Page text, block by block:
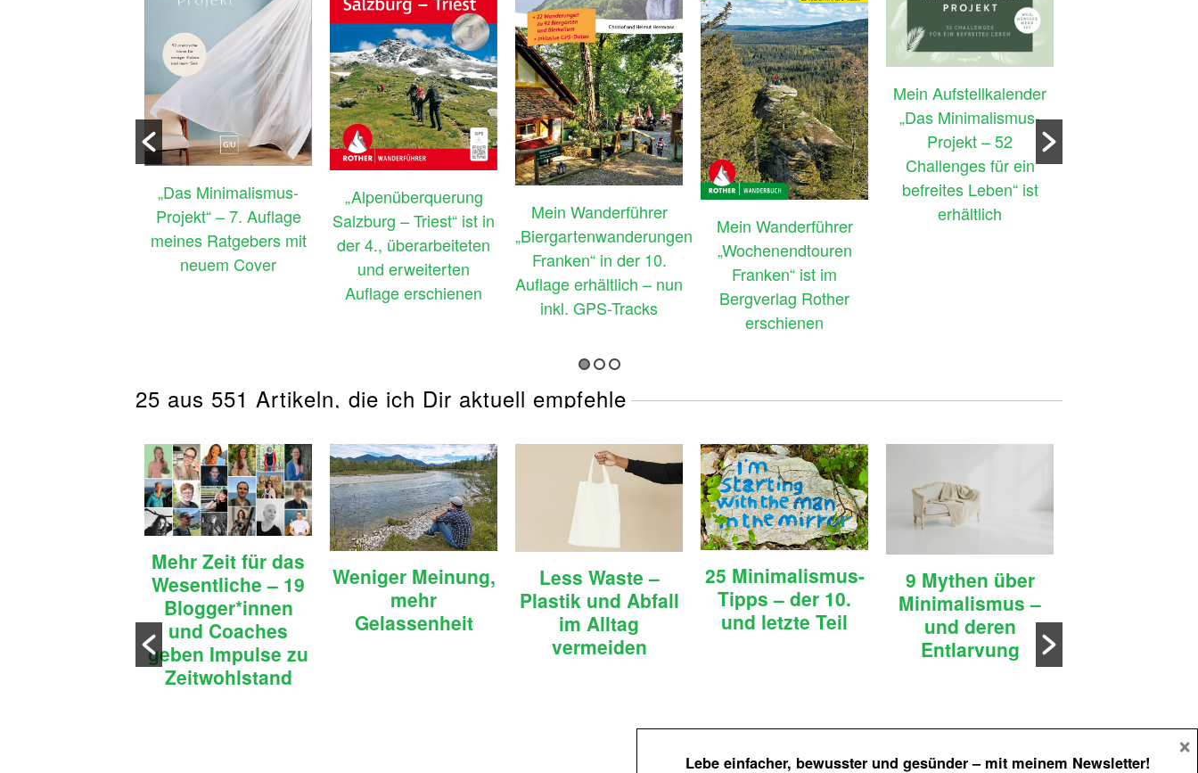
„Das Minimalismus-
Projekt“ – 7. Auflage
meines Ratgebers mit
neuem Cover
„Alpenüberquerung
Salzburg – Triest“ ist in
der 4., überarbeiteten
und erweiterten
Auflage erschienen
Mein Wanderführer
„Biergartenwanderungen
Franken“ in der 10.
Auflage erhältlich – nun
inkl. GPS-Tracks
Mein Wanderführer
„Wochenendtouren
Franken“ ist im
Bergverlag Rother
erschienen
Mein Aufstellkalender
„Das Minimalismus-
Projekt – 52
Challenges für ein
befreites Leben“ ist
erhältlich
25 aus 551 Artikeln, die ich Dir aktuell empfehle
Mehr Zeit für das
Wesentliche – 19
Blogger*innen
und Coaches
geben Impulse zu
Zeitwohlstand
Weniger Meinung,
mehr
Gelassenheit
Less Waste –
Plastik und Abfall
im Alltag
vermeiden
25 Minimalismus-
Tipps – der 10.
und letzte Teil
9 Mythen über
Minimalismus –
und deren
Entlarvung
Lebe einfacher, bewusster und gesünder– mit meinem Newsletter!
×